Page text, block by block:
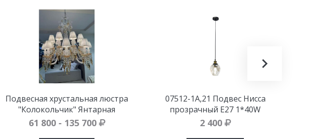
Подвесная хрустальная люстра
"Колокольчик" Янтарная
61 800 - 135 700
07512-1A,21 Подвес Нисса
прозрачный E27 1*40W
2 400